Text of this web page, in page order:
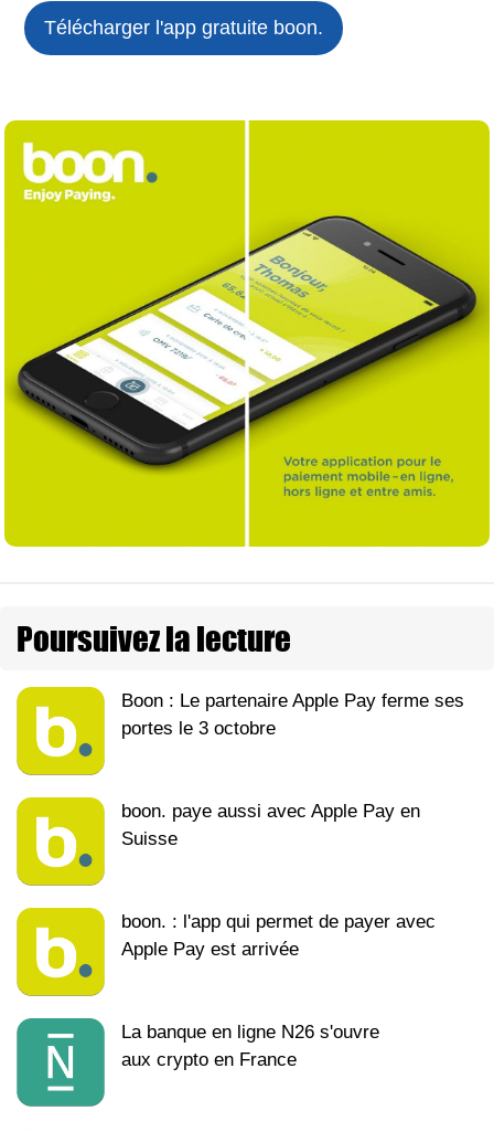
Télécharger l'app gratuite boon.
Poursuivez la lecture
Boon : Le partenaire Apple Pay ferme ses
portes le 3 octobre
boon. paye aussi avec Apple Pay en
Suisse
boon. : l'app qui permet de payer avec
Apple Pay est arrivée
La banque en ligne N26 s'ouvre
aux crypto en France